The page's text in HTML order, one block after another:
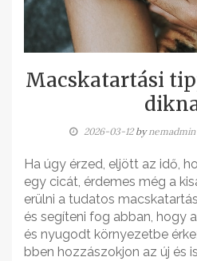
Macskatartási
2026-03-12bynemadmin
Ha úgy érzed, eljött az idő,
egy cicát, érdemes még a
erülni a tudatos
és segíteni fog abban, hogy
és nyugodt környezetbe
bben hozzászokjon az új és